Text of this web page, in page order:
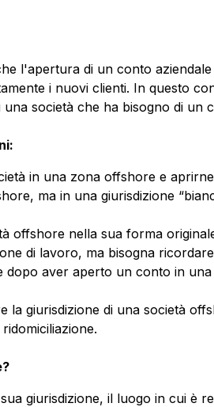
l'apertura di un conto
i nuovi clienti. In questo
società che ha bisogno di
in una zona offshore e
ma in una giurisdizione
offshore nella sua forma
di lavoro, ma bisogna
dopo aver aperto un conto in
la giurisdizione di una società
giurisdizione, il luogo in cui è